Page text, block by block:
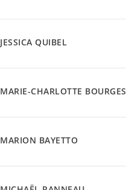
JESSICA QUIBEL
MARIE-CHARLOTTE BOURGES
MARION BAYETTO